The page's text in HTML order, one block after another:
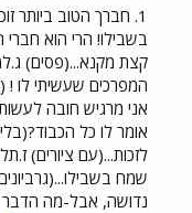
1. חברך הטוב ביותר
בשבילו! הרי הוא
קצת מקנא...(פסים)
המפרכים שעשיתי לו !
אני מרגיש חובה
אומר לו כל
לזכות...(עם ציורים)
נדושה, אבל-מה הדבר